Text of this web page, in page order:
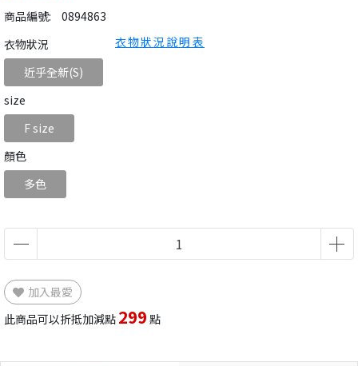
商品編號:
0894863
衣物狀況
近乎全新(S)
size
F size
顏色
多色
衣物狀況說明表
加入最愛
此商品可以折抵加減點 299 點